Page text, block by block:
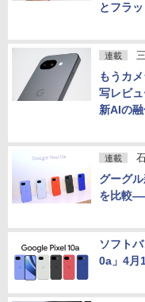
とフラ
連載
もうカ
写レビ
新AIの
連載
グーグ
を比較
ソフト
0a」4月